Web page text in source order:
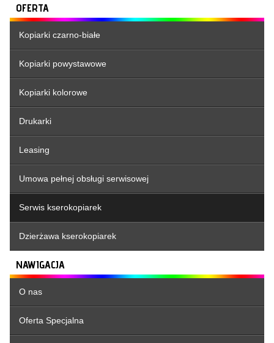
OFERTA
Kopiarki czarno-białe
Kopiarki powystawowe
Kopiarki kolorowe
Drukarki
Leasing
Umowa pełnej obsługi serwisowej
Serwis kserokopiarek
Dzierżawa kserokopiarek
NAWIGACJA
O nas
Oferta Specjalna